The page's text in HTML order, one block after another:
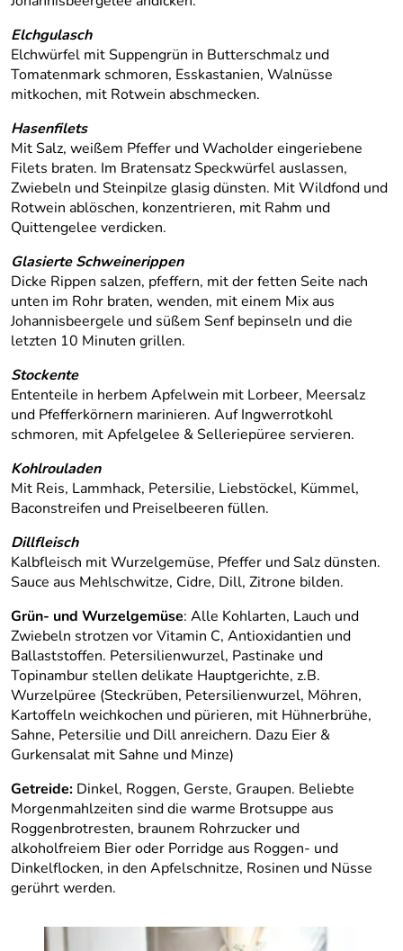
Elchgulasch
Elchwürfel mit Suppengrün in Butterschmalz und
Tomatenmark schmoren, Esskastanien, Walnüsse
mitkochen, mit Rotwein abschmecken.
Hasenfilets
Mit Salz, weißem Pfeffer und Wacholder eingeriebene
Filets braten. Im Bratensatz Speckwürfel auslassen,
Zwiebeln und Steinpilze glasig dünsten. Mit Wildfond und
Rotwein ablöschen, konzentrieren, mit Rahm und
Quittengelee verdicken.
Glasierte Schweinerippen
Dicke Rippen salzen, pfeffern, mit der fetten Seite nach
unten im Rohr braten, wenden, mit einem Mix aus
Johannisbeergele und süßem Senf bepinseln und die
letzten 10 Minuten grillen.
Stockente
Ententeile in herbem Apfelwein mit Lorbeer, Meersalz
und Pfefferkörnern marinieren. Auf Ingwerrotkohl
schmoren, mit Apfelgelee & Selleriepüree servieren.
Kohlrouladen
Mit Reis, Lammhack, Petersilie, Liebstöckel, Kümmel,
Baconstreifen und Preiselbeeren füllen.
Dillfleisch
Kalbfleisch mit Wurzelgemüse, Pfeffer und Salz dünsten.
Sauce aus Mehlschwitze, Cidre, Dill, Zitrone bilden.
Grün- und Wurzelgemüse: Alle Kohlarten, Lauch und
Zwiebeln strotzen vor Vitamin C, Antioxidantien und
Ballaststoffen. Petersilienwurzel, Pastinake und
Topinambur stellen delikate Hauptgerichte, z.B.
Wurzelpüree (Steckrüben, Petersilienwurzel, Möhren,
Kartoffeln weichkochen und pürieren, mit Hühnerbrühe,
Sahne, Petersilie und Dill anreichern. Dazu Eier &
Gurkensalat mit Sahne und Minze)
Getreide: Dinkel, Roggen, Gerste, Graupen. Beliebte
Morgenmahlzeiten sind die warme Brotsuppe aus
Roggenbrotresten, braunem Rohrzucker und
alkoholfreiem Bier oder Porridge aus Roggen- und
Dinkelflocken, in den Apfelschnitze, Rosinen und Nüsse
gerührt werden.